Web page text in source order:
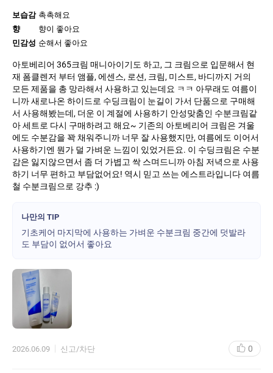
보습감 촉촉해요
향
향이 좋아요
민감성 순해서 좋아요
아토베리어 365크림 매니아이기도 하고, 그 크림으로 입문해서 현
재 폼클렌저 부터 앰플, 에센스, 로션, 크림, 미스트, 바디까지 거의
모든 제품을 총 망라해서 사용하고 있는데요 ㅋㅋ 아무래도 여름이
니까 새로나온 하이드로 수딩크림이 눈길이 가서 단품으로 구매해
서 사용해봤는데, 더운 이 계절에 사용하기 안성맞춤인 수분크림같
아 세트로 다시 구매하려고 해요~ 기존의 아토베리어 크림은 겨울
에도 수분감을 꽉 채워주니까 너무 잘 사용했지만, 여름에도 이어서
사용하기엔 뭔가 덜 가벼운 느낌이 있었거든요. 이 수딩크림은 수분
감은 잃지않으면서 좀 더 가볍고 싹 스며드니까 아침 저녁으로 사용
하기 너무 편하고 부담없어요! 역시 믿고 쓰는 에스트라입니다 여름
철 수분크림으로 강추 :)
나만의 TIP
기초케어 마지막에 사용하는 가벼운 수분크림 중간에 덧발라
도 부담이 없어서 좋아요
2026.06.09 신고/차단 0